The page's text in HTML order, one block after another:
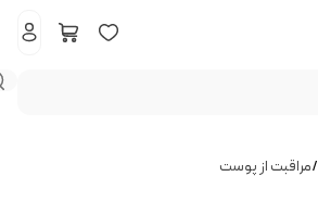
/مراقبت از پوست